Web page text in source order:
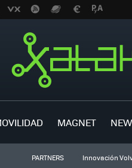
MAGNET
PARTNERS Innovación